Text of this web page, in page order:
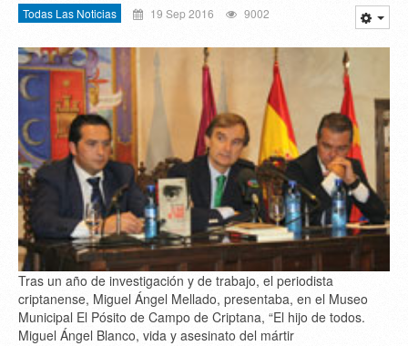
Todas Las Noticias 19 Sep 2016 9002
Tras un año de investigación y de trabajo, el periodista
criptanense, Miguel Ángel Mellado, presentaba, en el Museo
Municipal El Pósito de Campo de Criptana, “El hijo de todos.
Miguel Ángel Blanco, vida y asesinato del mártir